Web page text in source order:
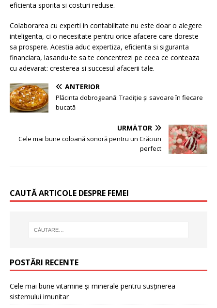
eficienta sporita si costuri reduse.
Colaborarea cu experti in contabilitate nu este doar o alegere
inteligenta, ci o necesitate pentru orice afacere care doreste
sa prospere. Acestia aduc expertiza, eficienta si siguranta
financiara, lasandu-te sa te concentrezi pe ceea ce conteaza
cu adevarat: cresterea si succesul afacerii tale.
ANTERIOR
Plăcinta dobrogeană: Tradiție și savoare în fiecare
bucată
URMĂTOR
Cele mai bune coloană sonoră pentru un Crăciun
perfect
CAUTĂ ARTICOLE DESPRE FEMEI
POSTĂRI RECENTE
Cele mai bune vitamine și minerale pentru susținerea
sistemului imunitar